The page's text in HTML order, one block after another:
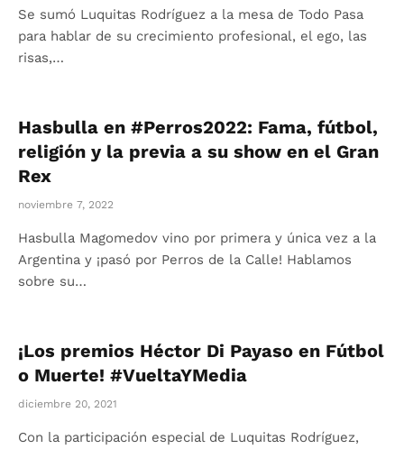
Se sumó Luquitas Rodríguez a la mesa de Todo Pasa
para hablar de su crecimiento profesional, el ego, las
risas,…
Hasbulla en #Perros2022: Fama, fútbol,
religión y la previa a su show en el Gran
Rex
noviembre 7, 2022
Hasbulla Magomedov vino por primera y única vez a la
Argentina y ¡pasó por Perros de la Calle! Hablamos
sobre su…
¡Los premios Héctor Di Payaso en Fútbol
o Muerte! #VueltaYMedia
diciembre 20, 2021
Con la participación especial de Luquitas Rodríguez,